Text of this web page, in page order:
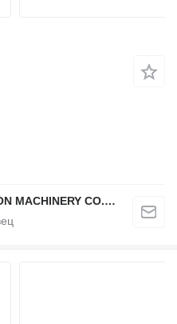
HEFEI DINGTAO CONSTRUCTION MACHINERY CO., LIMITED